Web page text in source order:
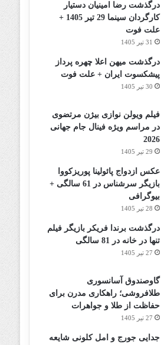
درگذشت رضا امینیان دستیار
کارگردان سینما 29 تیر 1405 +
علت فوت
31 تیر 1405
درگذشت میهن اعلا چهره پرداز
پیشکسوت ایران + علت فوت
30 تیر 1405
فیلم ویولن نوازی بیژن مرتضوی
در مراسم ویژه فینال جام جهانی
2026
29 تیر 1405
عکس ازدواج پائولینا پوریزکووا
بازیگر سرشناس در 61 سالگی +
بیوگرافی
28 تیر 1405
درگذشت برندا فریکر بازیگر فیلم
تنها در خانه در 81 سالگی
27 تیر 1405
گاوصندوق آسانسوری
طلافروشی؛ راهکاری مدرن برای
حفاظت از طلا و جواهرات
27 تیر 1405
جدایی جورج و امل کلونی شایعه